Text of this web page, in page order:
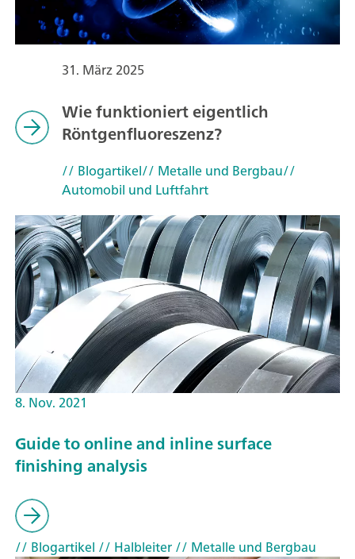
31. März 2025
Wie funktioniert eigentlich
Röntgenfluoreszenz?
// Blogartikel// Metalle und Bergbau//
Automobil und Luftfahrt
8. Nov. 2021
Guide to online and inline surface
finishing analysis
// Blogartikel // Halbleiter// Metalle und Bergbau